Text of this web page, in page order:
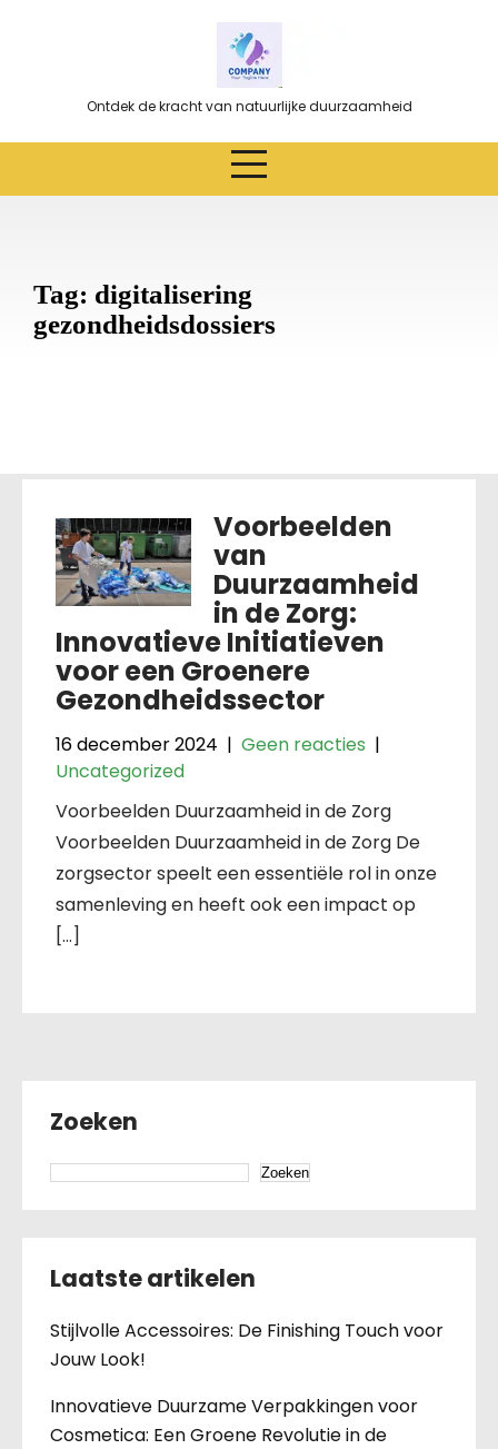
Ontdek de kracht van natuurlijke duurzaamheid
Tag: digitalisering
gezondheidsdossiers
Voorbeelden
van
Duurzaamheid
in de Zorg:
Innovatieve Initiatieven
voor een Groenere
Gezondheidssector
16 december 2024 | Geen reacties |
Uncategorized
Voorbeelden Duurzaamheid in de Zorg
Voorbeelden Duurzaamheid in de Zorg De
zorgsector speelt een essentiële rol in onze
samenleving en heeft ook een impact op
[…]
Zoeken
Zoeken
Laatste artikelen
Stijlvolle Accessoires: De Finishing Touch voor
Jouw Look!
Innovatieve Duurzame Verpakkingen voor
Cosmetica: Een Groene Revolutie in de